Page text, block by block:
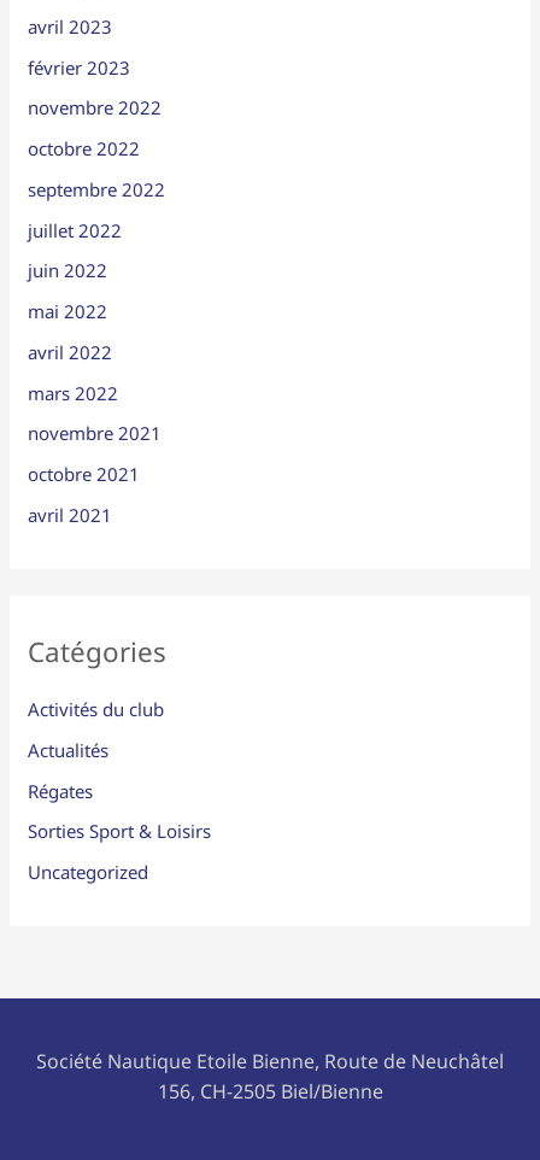
avril 2023
février 2023
novembre 2022
octobre 2022
septembre 2022
juillet 2022
juin 2022
mai 2022
avril 2022
mars 2022
novembre 2021
octobre 2021
avril 2021
Catégories
Activités du club
Actualités
Régates
Sorties Sport & Loisirs
Uncategorized
Société Nautique Etoile Bienne, Route de Neuchâtel
156, CH-2505 Biel/Bienne